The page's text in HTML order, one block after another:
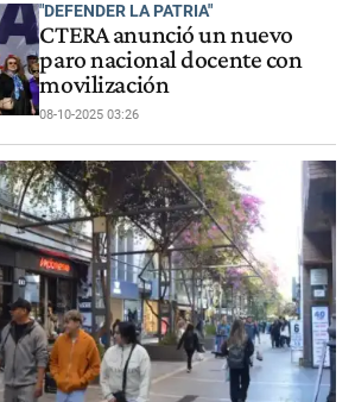
"DEFENDER LA PATRIA"
CTERA anunció un nuevo
paro nacional docente con
movilización
08-10-2025 03:26